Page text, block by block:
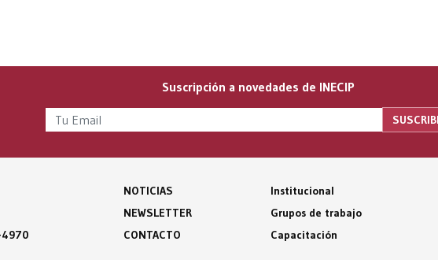
Suscripción a novedades de INECIP
NOTICIAS
NEWSLETTER
CONTACTO
Institucional
Grupos de trabajo
Capacitación